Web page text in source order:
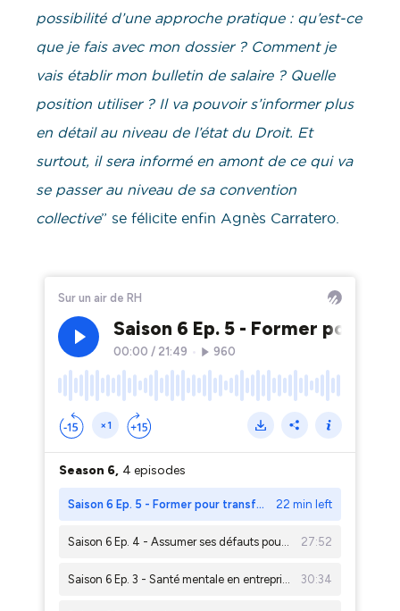
possibilité d’une approche pratique : qu’est-ce
que je fais avec mon dossier ? Comment je
vais établir mon bulletin de salaire ? Quelle
position utiliser ? Il va pouvoir s’informer plus
en détail au niveau de l’état du Droit. Et
surtout, il sera informé en amont de ce qui va
se passer au niveau de sa convention
collective” se félicite enfin Agnès Carratero.